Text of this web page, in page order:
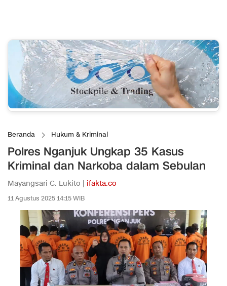
Beranda Hukum & Kriminal
Polres Nganjuk Ungkap 35 Kasus
Kriminal dan Narkoba dalam Sebulan
Mayangsari C. Lukito | ifakta.co
11 Agustus 2025 14:15 WIB